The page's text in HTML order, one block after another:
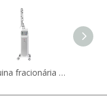
Máquina fracionária do laser do CO2 do laser pigmentado do tratamento da lesão 10600nm